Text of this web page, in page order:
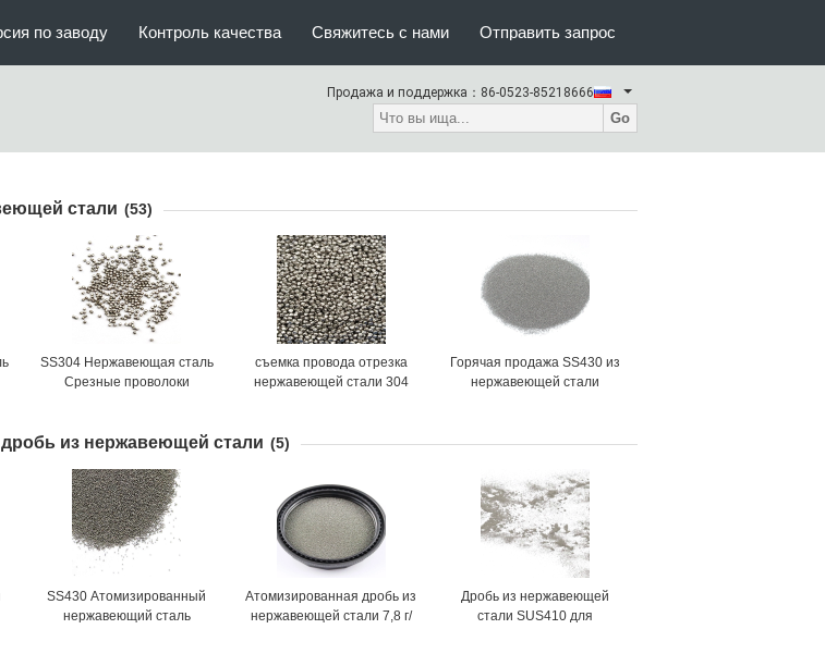
по заводу Контроль качества Свяжитесь с нами Отправить запрос
Продажа и поддержка： 86-0523-85218666
Go
стали (53)
SS304 Нержавеющая сталь
Срезные проволоки
съемка провода отрезка
нержавеющей стали 304
Горячая продажа SS430 из
нержавеющей стали
из нержавеющей стали (5)
SS430 Атомизированный
нержавеющий сталь
Атомизированная дробь из
нержавеющей стали 7,8 г/
Дробь из нержавеющей
стали SUS410 для